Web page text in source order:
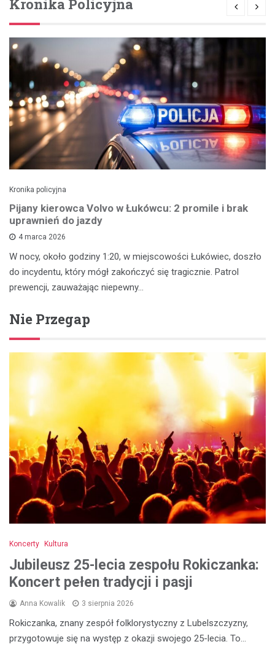
Kronika Policyjna
Kronika policyjna
Pijany kierowca Volvo w Łukówcu: 2 promile i brak
uprawnień do jazdy
4 marca 2026
W nocy, około godziny 1:20, w miejscowości Łukówiec, doszło
do incydentu, który mógł zakończyć się tragicznie. Patrol
prewencji, zauważając niepewny…
Nie Przegap
Koncerty Kultura
Jubileusz 25-lecia zespołu Rokiczanka:
Koncert pełen tradycji i pasji
Anna Kowalik 3 sierpnia 2026
Rokiczanka, znany zespół folklorystyczny z Lubelszczyzny,
przygotowuje się na występ z okazji swojego 25-lecia. To…